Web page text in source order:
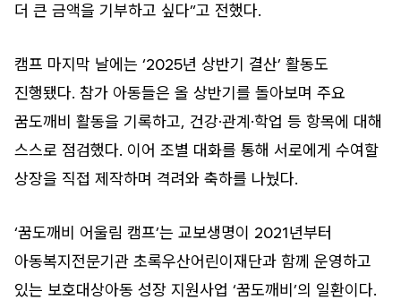
더 큰 금액을 기부하고 싶다”고 전했다.
캠프 마지막 날에는 ‘2025년 상반기 결산’ 활동도
진행됐다. 참가 아동들은 올 상반기를 돌아보며 주요
꿈도깨비 활동을 기록하고, 건강·관계·학업 등 항목에 대해
스스로 점검했다. 이어 조별 대화를 통해 서로에게 수여할
상장을 직접 제작하며 격려와 축하를 나눴다.
‘꿈도깨비 어울림 캠프’는 교보생명이 2021년부터
아동복지전문기관 초록우산어린이재단과 함께 운영하고
있는 보호대상아동 성장 지원사업 ‘꿈도깨비’의 일환이다.